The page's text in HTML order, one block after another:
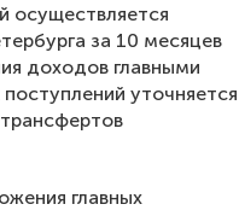
осуществляется
за 10 месяцев
доходов главными
уточняется
главных